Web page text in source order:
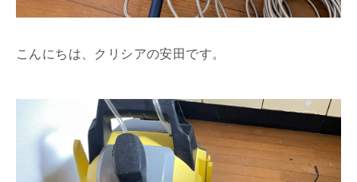
こんにちは、クリシアの安田です。